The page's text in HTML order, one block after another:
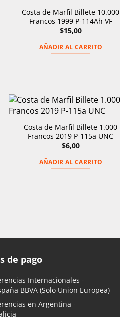
Costa de Marfil Billete 10.000
Francos 1999 P-114Ah VF
$15,00
AÑADIR AL CARRITO
Costa de Marfil Billete 1.000
Francos 2019 P-115a UNC
$6,00
AÑADIR AL CARRITO
de pago
Internacionales -
BBVA (Solo Union Europea)
en Argentina -